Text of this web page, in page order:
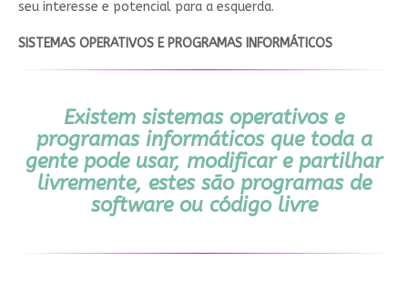
seu interesse e potencial para a esquerda.
SISTEMAS OPERATIVOS E PROGRAMAS INFORMÁTICOS
Existem sistemas operativos e
programas informáticos que toda a
gente pode usar, modificar e partilhar
livremente, estes são programas de
software ou código livre